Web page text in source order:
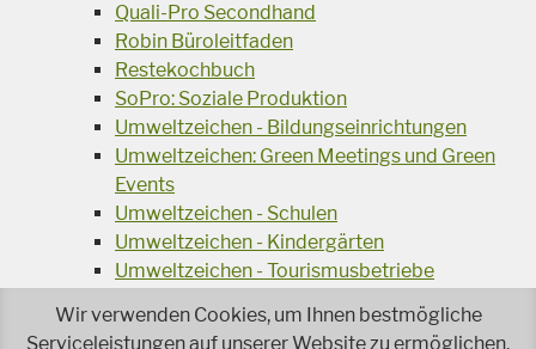
Quali-Pro Secondhand
Robin Büroleitfaden
Restekochbuch
SoPro: Soziale Produktion
Umweltzeichen - Bildungseinrichtungen
Umweltzeichen: Green Meetings und Green
Events
Umweltzeichen - Schulen
Umweltzeichen - Kindergärten
Umweltzeichen - Tourismusbetriebe
Veranstaltungsreihe Ressourcen-Effizienz
Wir verwenden Cookies, um Ihnen bestmögliche
Serviceleistungen auf unserer Website zu ermöglichen.